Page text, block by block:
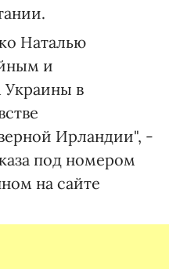
Наталью
и
в
Ирландии", -
под номером
на сайте